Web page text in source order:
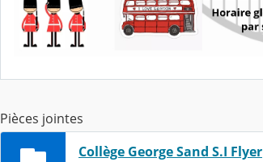
Pièces jointes
Collège George Sand S.I Flyer